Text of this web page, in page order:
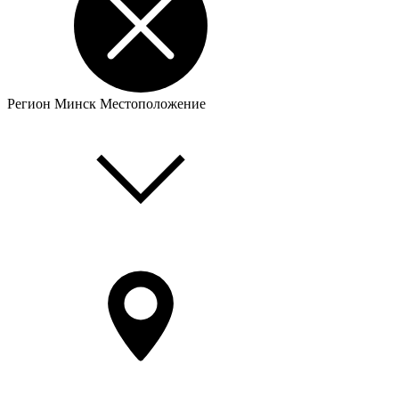
Регион Минск Местоположение